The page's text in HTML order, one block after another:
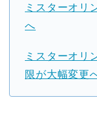
ミスターオリ
へ
ミスターオリ
限が大幅変更